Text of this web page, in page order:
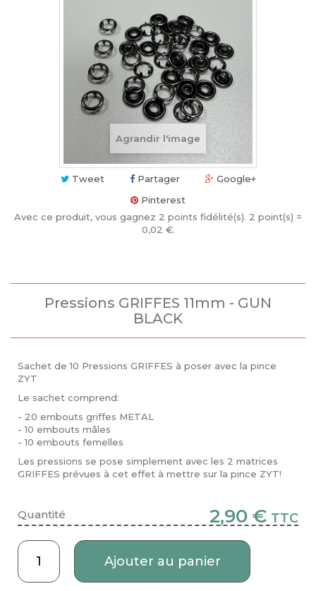
Agrandir l'image
Tweet Partager
Google+
Pinterest
Avec ce produit, vous gagnez 2 points fidélité(s). 2 point(s) =
0,02 €.
Pressions GRIFFES 11mm - GUN
BLACK
Sachet de 10 Pressions GRIFFES à poser avec la pince
ZYT
Le sachet comprend:
- 20 embouts griffes METAL
- 10 embouts mâles
- 10 embouts femelles
Les pressions se pose simplement avec les 2 matrices
GRIFFES prévues à cet effet à mettre sur la pince ZYT!
Quantité 2,90 € TTC
Ajouter au panier